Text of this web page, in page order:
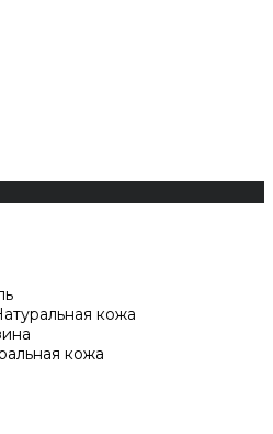
кожа
кожа